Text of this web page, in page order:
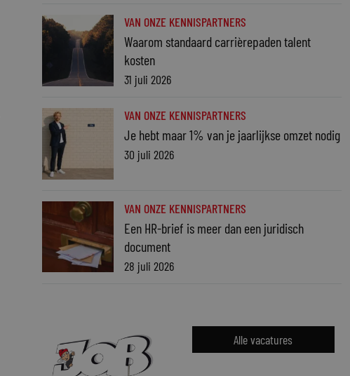
VAN ONZE KENNISPARTNERS
Waarom standaard carrièrepaden talent
kosten
31 juli 2026
VAN ONZE KENNISPARTNERS
Je hebt maar 1% van je jaarlijkse omzet nodig
30 juli 2026
VAN ONZE KENNISPARTNERS
Een HR-brief is meer dan een juridisch
document
28 juli 2026
Alle vacatures